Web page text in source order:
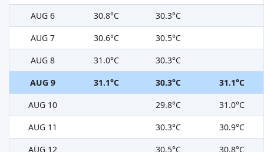
AUG 6
30.8°C
30.3°C
AUG 7
30.6°C
30.5°C
AUG 8
31.0°C
30.3°C
AUG 9
31.1°C 30.3°C
31.1°C
AUG 10
29.8°C
31.0°C
AUG 11
30.3°C
30.9°C
AUG 12
30.5°C 30.8°C